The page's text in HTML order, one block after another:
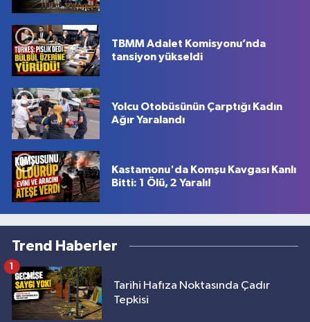
TBMM Adalet Komisyonu’nda
tansiyon yükseldi
Yolcu Otobüsünün Çarptığı Kadın
Ağır Yaralandı
Kastamonu'da Komşu Kavgası Kanlı
Bitti: 1 Ölü, 2 Yaralı!
Trend Haberler
Tarihi Hafıza Noktasında Çadır
Tepkisi
1